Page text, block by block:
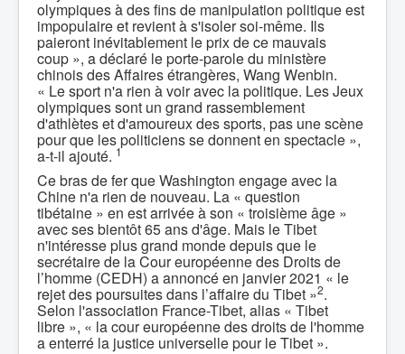
olympiques à des fins de manipulation politique est
impopulaire et revient à s'isoler soi-même. Ils
paieront inévitablement le prix de ce mauvais
coup », a déclaré le porte-parole du ministère
chinois des Affaires étrangères, Wang Wenbin.
« Le sport n'a rien à voir avec la politique. Les Jeux
olympiques sont un grand rassemblement
d'athlètes et d'amoureux des sports, pas une scène
pour que les politiciens se donnent en spectacle »,
a-t-il ajouté. 1
Ce bras de fer que Washington engage avec la
Chine n'a rien de nouveau. La « question
tibétaine » en est arrivée à son « troisième âge »
avec ses bientôt 65 ans d'âge. Mais le Tibet
n'intéresse plus grand monde depuis que le
secrétaire de la Cour européenne des Droits de
l’homme (CEDH) a annoncé en janvier 2021 « le
rejet des poursuites dans l’affaire du Tibet »2.
Selon l'association France-Tibet, alias « Tibet
libre », « la cour européenne des droits de l'homme
a enterré la justice universelle pour le Tibet ».